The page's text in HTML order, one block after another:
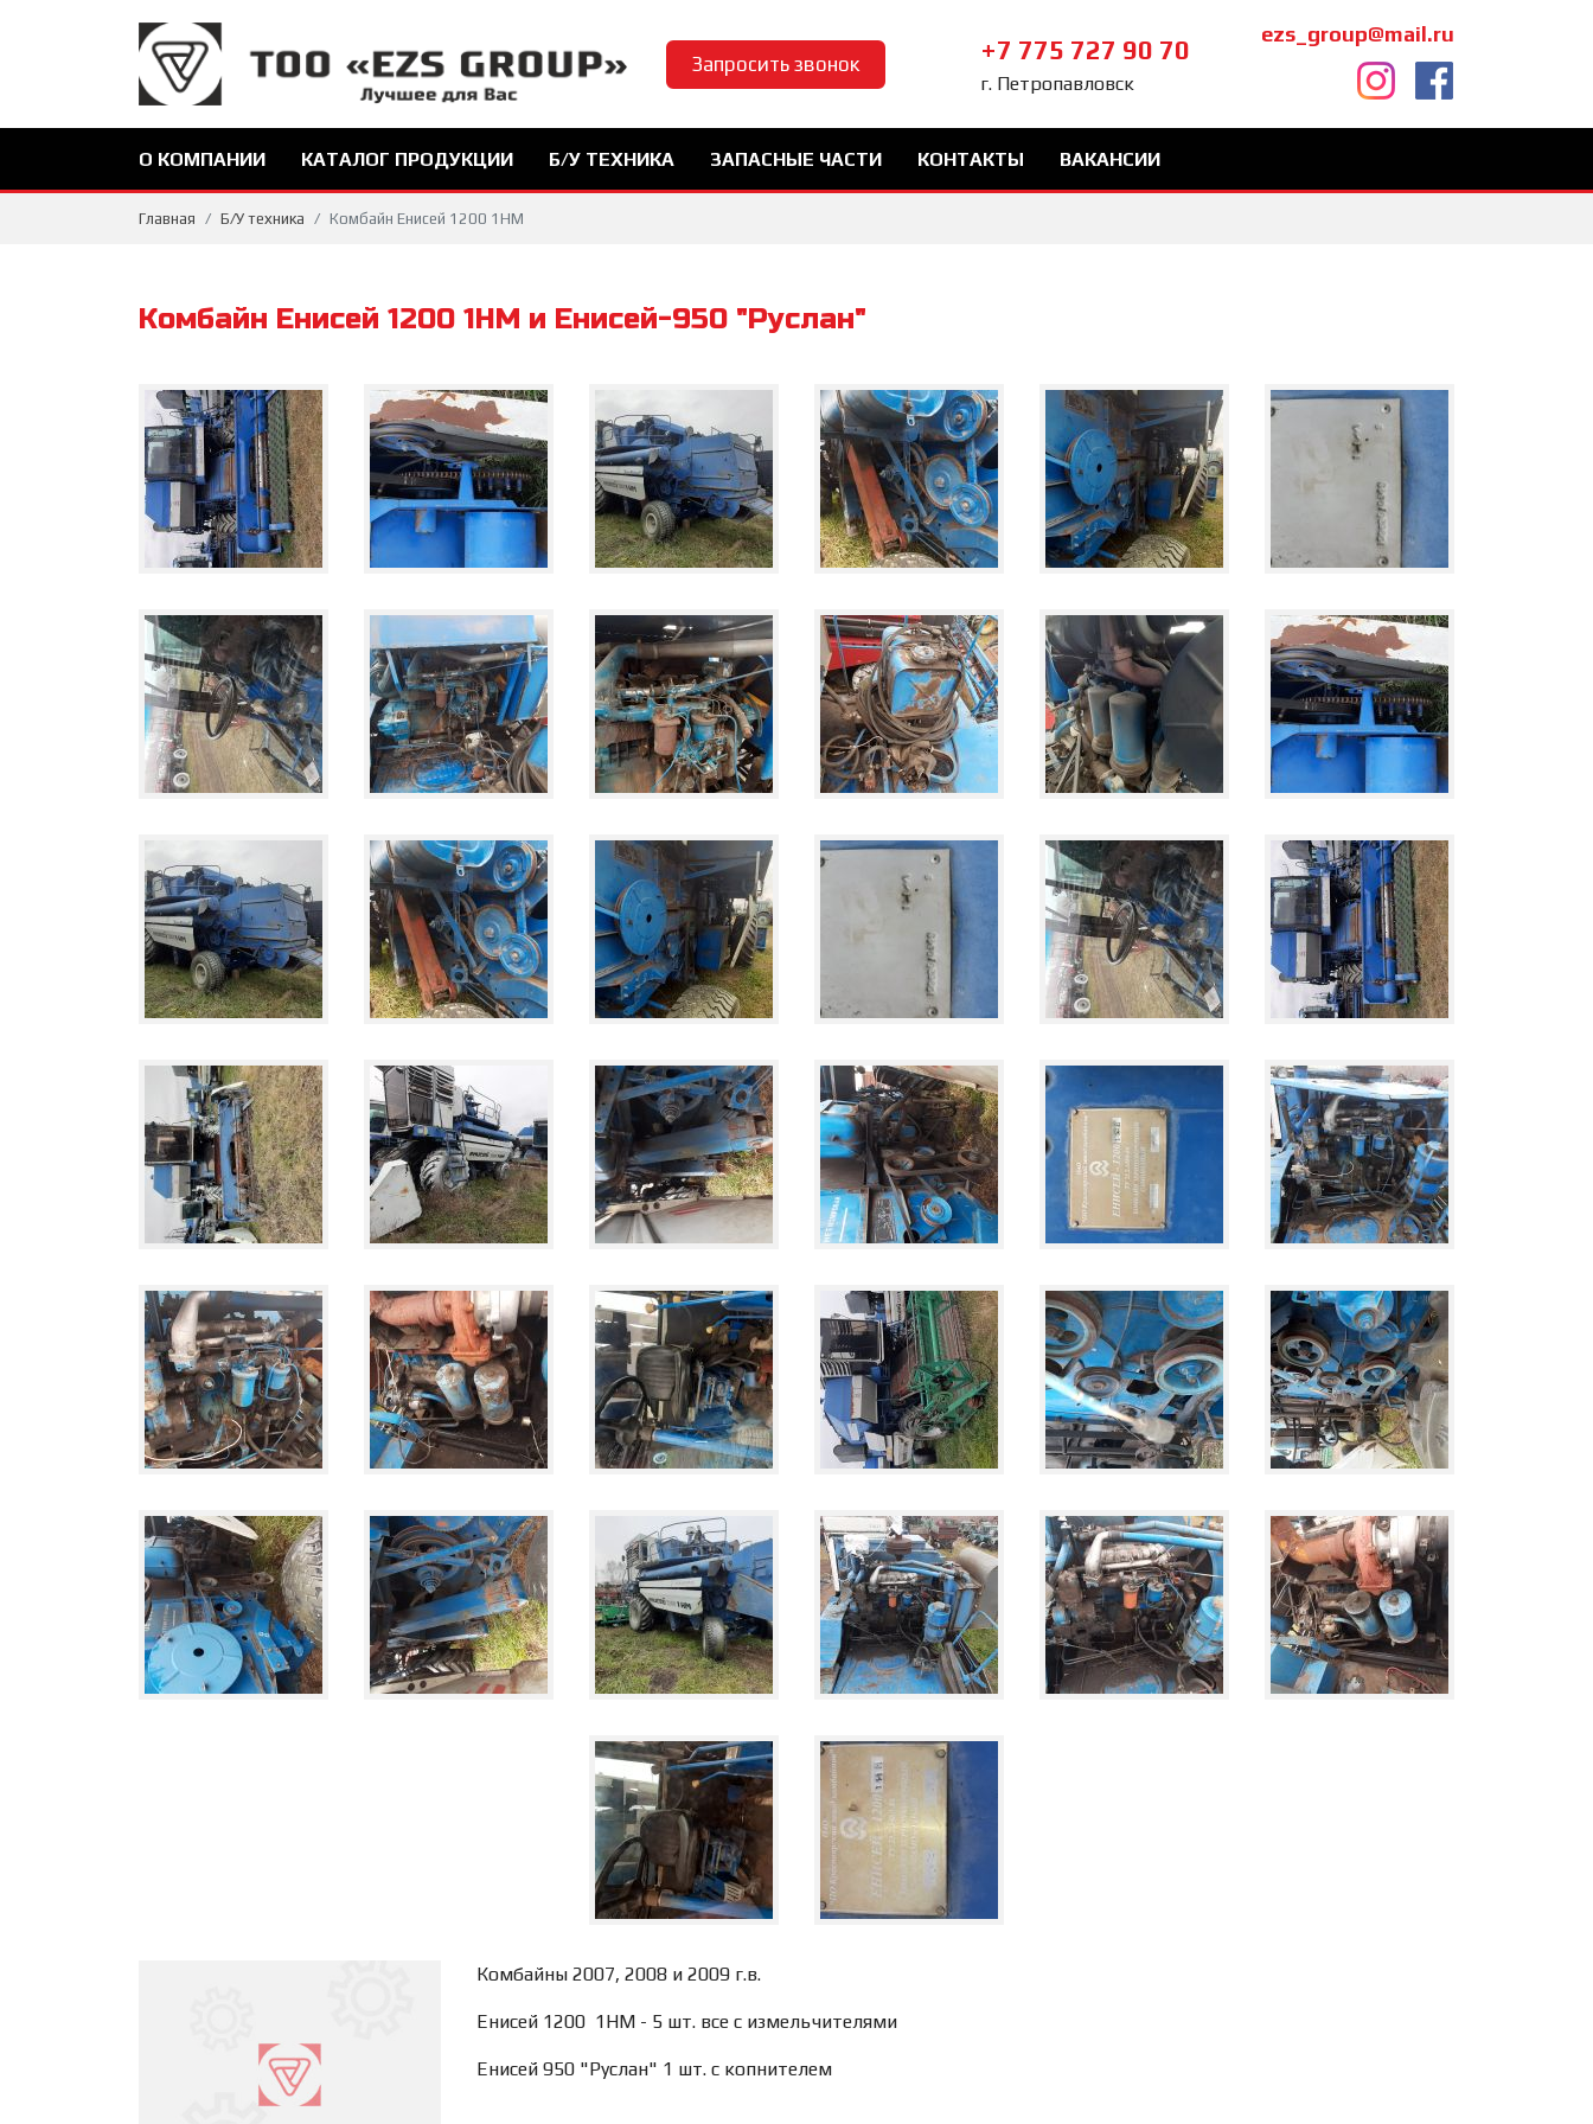
Запросить звонок +7 775 727 90 70
г. Петропавловск
ezs_group@mail.ru
О КОМПАНИИ КАТАЛОГ ПРОДУКЦИИ Б/У ТЕХНИКА ЗАПАСНЫЕ ЧАСТИ КОНТАКТЫ ВАКАНСИИ
Главная Б/У техника Комбайн Енисей 1200 1НМ
Комбайн Енисей 1200 1НМ и Енисей-950 "Руслан"
Комбайны 2007, 2008 и 2009 г.в.
Енисей 1200 1НМ - 5 шт. все с измельчителями
Енисей 950 "Руслан" 1 шт. с копнителем